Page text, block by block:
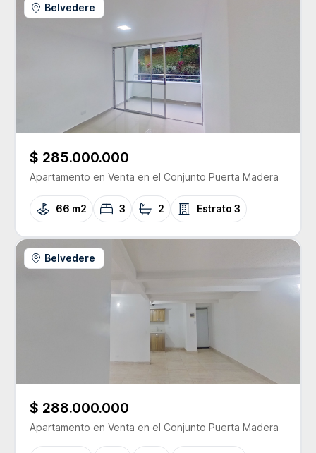
Belvedere
$ 285.000.000
Apartamento en Venta en el Conjunto Puerta Madera
66 m2 3 2 Estrato 3
Belvedere
$ 288.000.000
Apartamento en Venta en el Conjunto Puerta Madera